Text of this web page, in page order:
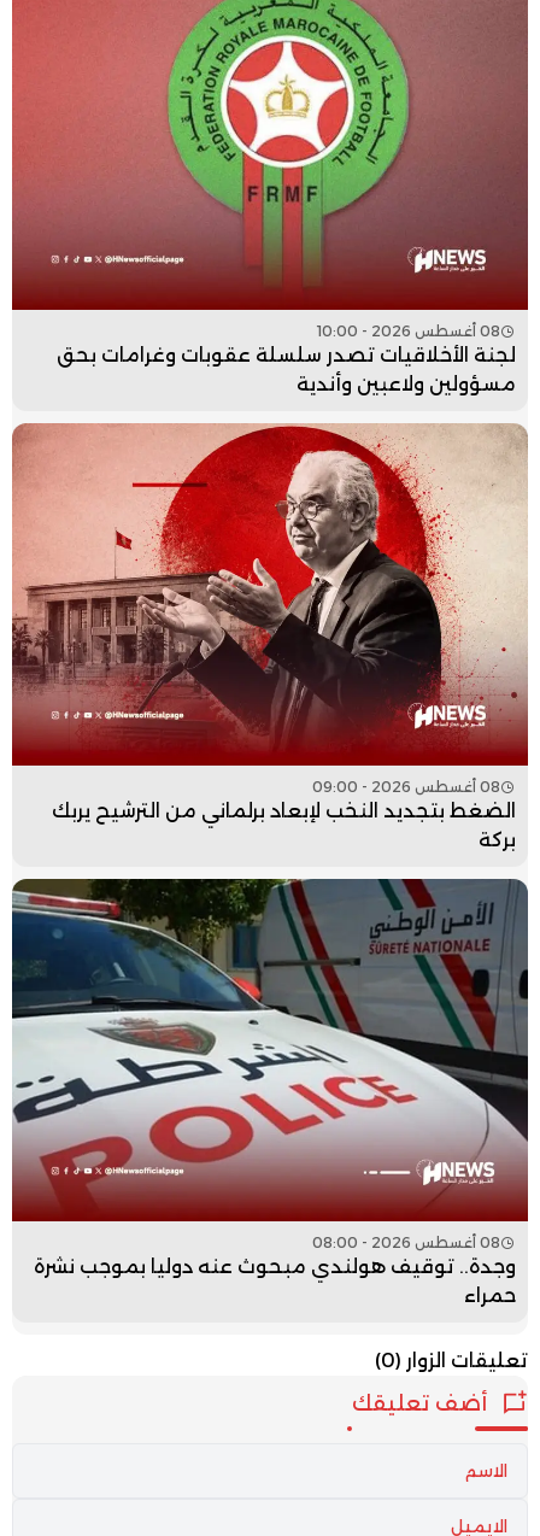
08 أغسطس 2026 - 10:00
لجنة الأخلاقيات تصدر سلسلة عقوبات وغرامات بحق
مسؤولين ولاعبين وأندية
08 أغسطس 2026 - 09:00
الضغط بتجديد النخب لإبعاد برلماني من الترشيح يربك
بركة
08 أغسطس 2026 - 08:00
وجدة.. توقيف هولندي مبحوث عنه دوليا بموجب نشرة
حمراء
تعليقات الزوار (0)
أضف تعليقك